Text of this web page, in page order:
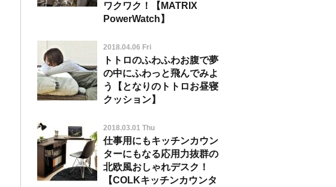
ワクワク！【MATRIX
PowerWatch】
2018.04.06 Fri
トトロのふわふわお腹で夢
の中にふわっと飛んでみよ
う【となりのトトロお昼寝
クッション】
2018.03.01 Thu
仕事用にもキッチンカウン
ターにもなる応用力抜群の
北欧風おしゃれデスク！
【COLKキッチンカウンタ